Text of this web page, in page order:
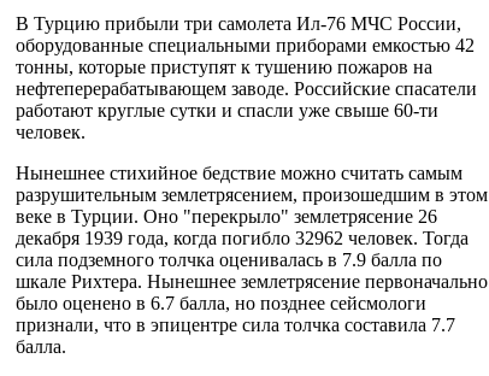
В Турцию прибыли три самолета Ил-76 МЧС России,
оборудованные специальными приборами емкостью 42
тонны, которые приступят к тушению пожаров на
нефтеперерабатывающем заводе. Российские спасатели
работают круглые сутки и спасли уже свыше 60-ти
человек.
Нынешнее стихийное бедствие можно считать самым
разрушительным землетрясением, произошедшим в этом
веке в Турции. Оно "перекрыло" землетрясение 26
декабря 1939 года, когда погибло 32962 человек. Тогда
сила подземного толчка оценивалась в 7.9 балла по
шкале Рихтера. Нынешнее землетрясение первоначально
было оценено в 6.7 балла, но позднее сейсмологи
признали, что в эпицентре сила толчка составила 7.7
балла.